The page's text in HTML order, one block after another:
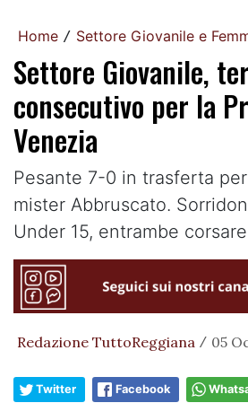
Home / Settore Giovanile e
Settore Giovanile,
consecutivo per la
Venezia
Pesante 7-0 in trasferta
mister Abbruscato.
Under 15, entrambe
Redazione TuttoReggiana / 05
Twitter Facebook